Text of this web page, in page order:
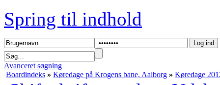
Spring til indhold
Avanceret søgning
Boardindeks » Køredage på Krogens bane, Aalborg » Køredage